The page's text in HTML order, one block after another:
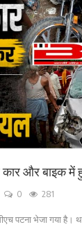
और बाइक में
0 281
पटना भेजा गया है।